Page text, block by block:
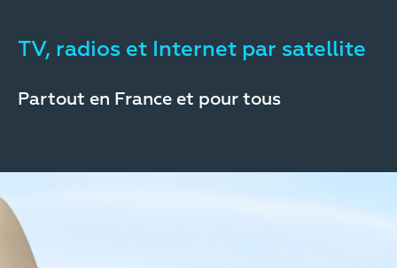
TV, radios et Internet par satellite
Partout en France et pour tous